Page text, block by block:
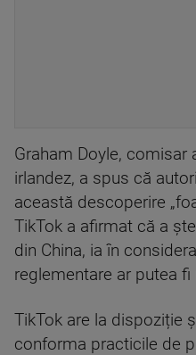
Graham Doyle, comisar
irlandez, a spus că
această descoperire
TikTok a afirmat că a
din China, ia în
reglementare ar putea fi
TikTok are la dispoziție
conforma practicile de